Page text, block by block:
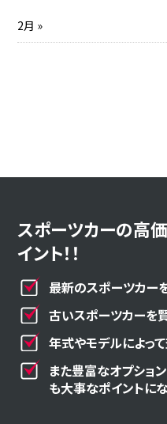
2月 »
スポーツカーの高
イント！！
最新のスポーツカー
古いスポーツカーを
年式やモデルによっ
また豊富なオプショ
も大事なポイントにな